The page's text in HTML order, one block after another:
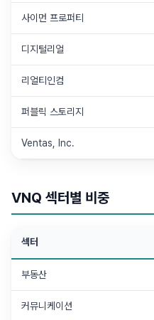
사이먼 프로퍼티
디지털리얼
리얼티인컴
퍼블릭 스토리지
Ventas, Inc.
VNQ 섹터별 비중
섹터
부동산
커뮤니케이션